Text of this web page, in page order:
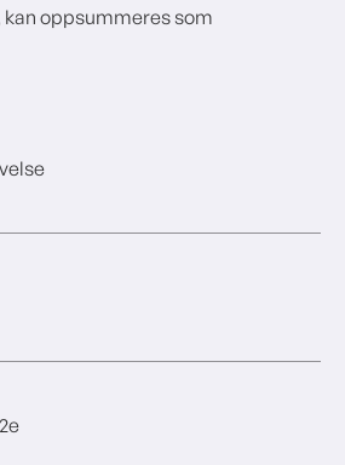
kan oppsummeres som